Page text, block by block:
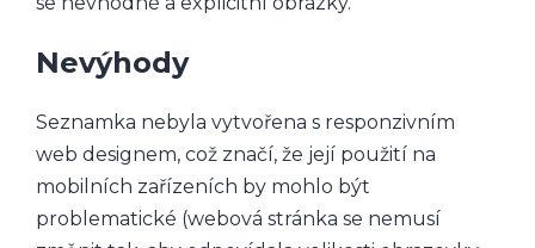
Nevýhody
Seznamka nebyla vytvořena s responzivním
web designem, což značí, že její použití na
mobilních zařízeních by mohlo být
problematické (webová stránka se nemusí